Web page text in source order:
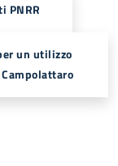
PNRR
un utilizzo